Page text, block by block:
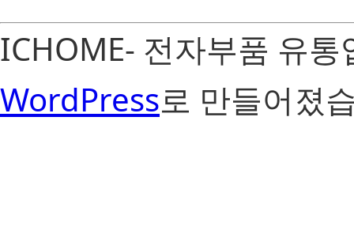
ICHOME- 전자부품 유
WordPress로 만들어졌